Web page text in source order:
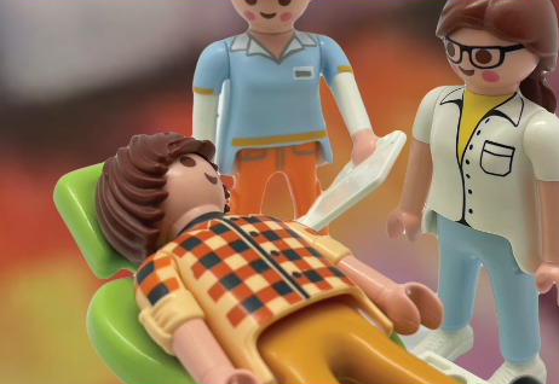
Qui nous sommes
Bernard Mounsi, Yannick Grall et Johnide Benchohra
sont docteurs en chirurgie dentaire, spécialistes
qualifiés en orthopédie dento faciale. Léa Terrasse est